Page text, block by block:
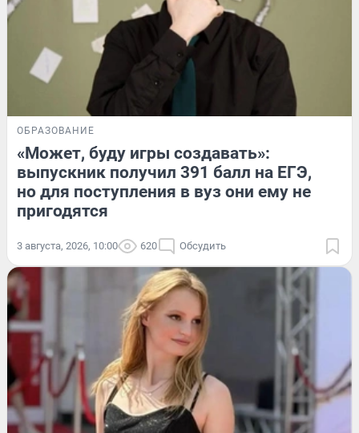
ОБРАЗОВАНИЕ
«Может, буду игры создавать»:
выпускник получил 391 балл на ЕГЭ,
но для поступления в вуз они ему не
пригодятся
3 августа, 2026, 10:00 620 Обсудить